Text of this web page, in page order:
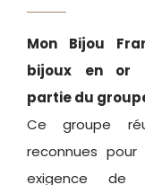
Mon Bijou
bijoux en or
partie du
Ce groupe
reconnues
exigence de